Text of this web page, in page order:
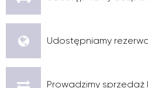
Udostępniamy
Prowadzimy sprzedaż